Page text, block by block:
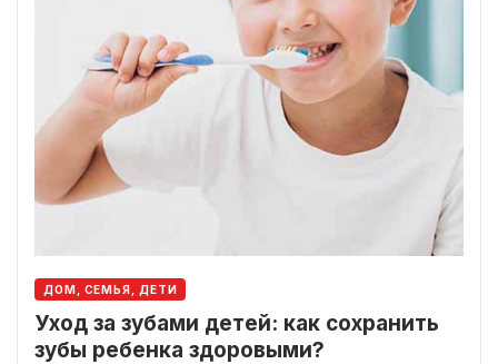
ДОМ, СЕМЬЯ, ДЕТИ
Уход за зубами детей: как сохранить
зубы ребенка здоровыми?